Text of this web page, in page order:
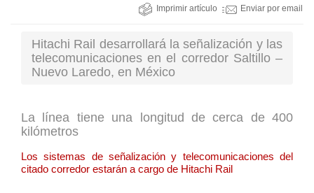
Imprimir artículo Enviar por email
Hitachi Rail desarrollará la señalización y las
telecomunicaciones en el corredor Saltillo –
Nuevo Laredo, en México
La línea tiene una longitud de cerca de 400
kilómetros
Los sistemas de señalización y telecomunicaciones del
citado corredor estarán a cargo de Hitachi Rail